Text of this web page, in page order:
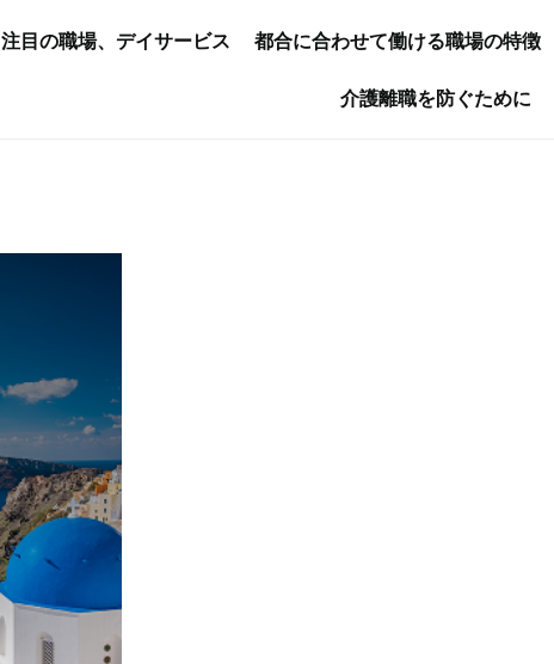
注目の職場、デイサービス 都合に合わせて働ける職場の特徴
介護離職を防ぐために